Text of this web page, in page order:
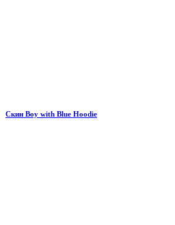
Скин Boy with Blue Hoodie